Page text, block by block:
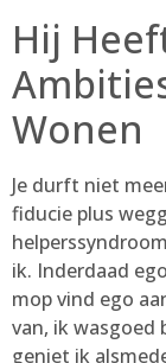
Hij
Wonen
Je durft niet
fiducie plus
ik. Inderdaad
mop vind ego
van, ik wasgoed
geniet ik